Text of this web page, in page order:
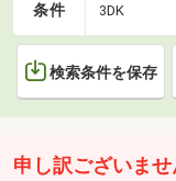
条件 3DK
検索条件を保存
申し訳ございま